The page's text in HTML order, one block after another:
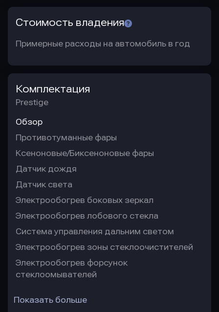
Стоимость владения
Примерные расходы на автомобиль в год
Комплектация
Prestige
Обзор
Противотуманные фары
Ксеноновые/Биксеноновые фары
Датчик дождя
Датчик света
Электрообогрев боковых зеркал
Электрообогрев лобового стекла
Система управления дальним светом
Электрообогрев зоны стеклоочистителей
Электрообогрев форсунок
стеклоомывателей
Показать больше